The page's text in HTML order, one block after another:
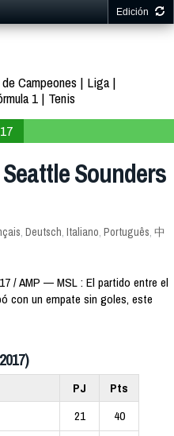
Edición
Campeones
Liga
1
Tenis
Sounders
, Deutsch, Italiano, Português, 中
/ AMP — MSL : El partido entre el
con un empate sin goles, este
PJ
Pts
21
40